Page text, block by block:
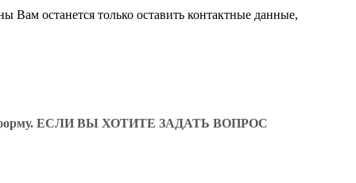
Вам останется только оставить контактные данные,
форму. ЕСЛИ ВЫ ХОТИТЕ ЗАДАТЬ ВОПРОС